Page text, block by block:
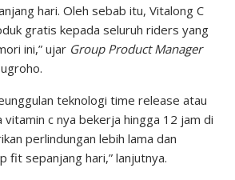
hari. Oleh sebab itu, Vitalong C
gratis kepada seluruh riders yang
ini,” ujar Group Product Manager
teknologi time release atau
vitamin c nya bekerja hingga 12 jam di
perlindungan lebih lama dan
fit sepanjang hari,” lanjutnya.